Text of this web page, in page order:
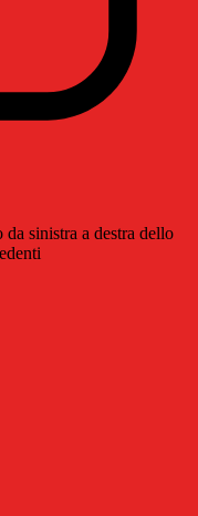
sinistra a destra dello